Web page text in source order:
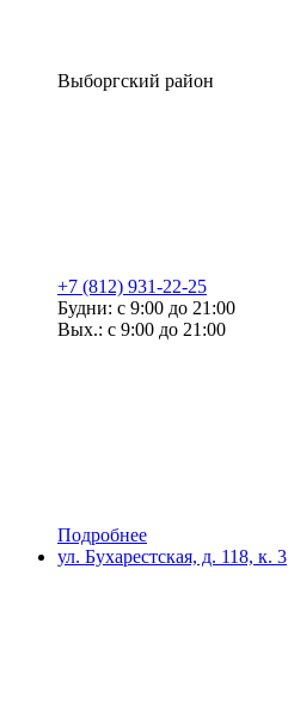
Выборгский район
+7 (812) 931-22-25
Будни: с 9:00 до 21:00
Вых.: с 9:00 до 21:00
Подробнее
ул. Бухарестская, д. 118, к. 3